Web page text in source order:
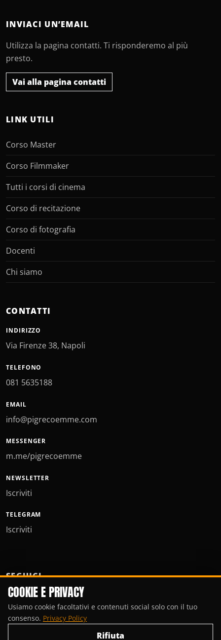
INVIACI UN’EMAIL
Utilizza la pagina contatti. Ti risponderemo al più
presto.
Vai alla pagina contatti
LINK UTILI
Corso Master
Corso Filmmaker
Tutti i corsi di cinema
Corso di recitazione
Corso di fotografia
Docenti
Chi siamo
CONTATTI
INDIRIZZO
Via Firenze 38, Napoli
TELEFONO
081 5635188
EMAIL
info@pigrecoemme.com
MESSENGER
m.me/pigrecoemme
NEWSLETTER
Iscriviti
TELEGRAM
Iscriviti
SEGUICI
COOKIE E PRIVACY
Usiamo cookie facoltativi e contenuti social solo con il tuo
consenso. Privacy Policy
Rifiuta